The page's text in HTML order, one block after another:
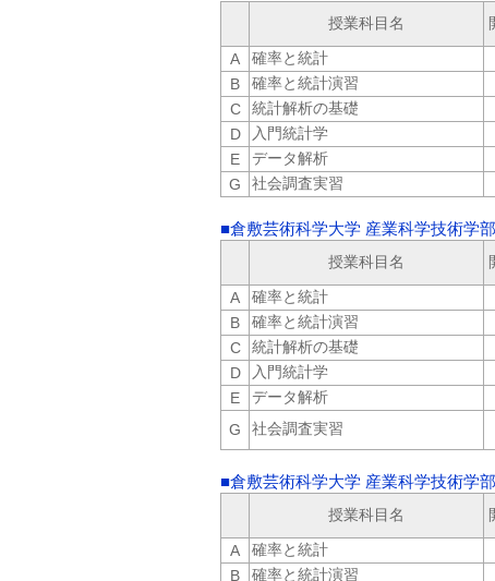
授業科目名
A
確率と統計
B
確率と統計演習
C
統計解析の基礎
D
入門統計学
E
データ解析
G
社会調査実習
■倉敷芸術科学大学 産業科学技術
授業科目名
A
確率と統計
B
確率と統計演習
C
統計解析の基礎
D
入門統計学
E
データ解析
G
社会調査実習
■倉敷芸術科学大学 産業科学技術
授業科目名
A
確率と統計
B
確率と統計演習